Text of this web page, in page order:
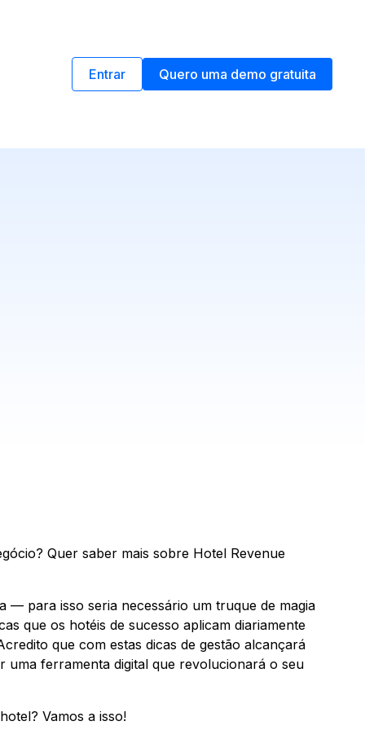
Entrar Quero uma demo gratuita
Quer saber mais sobre Hotel Revenue
— para isso seria necessário um truque de magia
que os hotéis de sucesso aplicam diariamente
que com estas dicas de gestão alcançará
ferramenta digital que revolucionará o seu
Vamos a isso!